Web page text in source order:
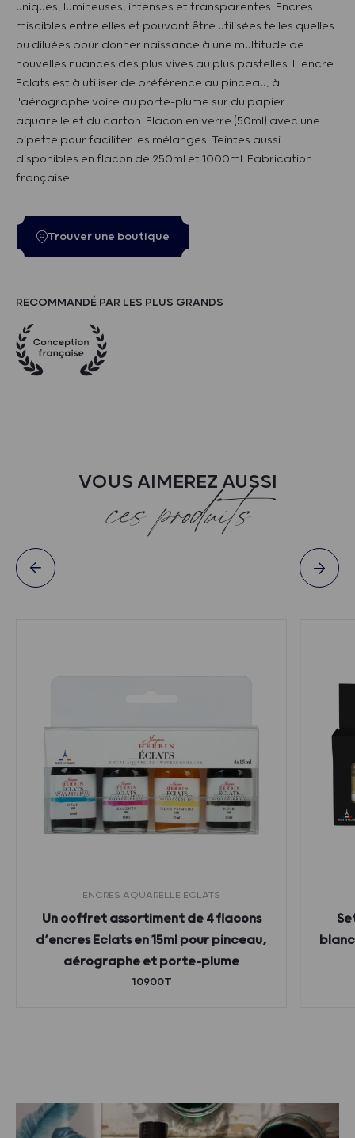
uniques, lumineuses, intenses et transparentes. Encres
miscibles entre elles et pouvant être utilisées telles quelles
ou diluées pour donner naissance à une multitude de
nouvelles nuances des plus vives au plus pastelles. L'encre
Eclats est à utiliser de préférence au pinceau, à
l'aérographe voire au porte-plume sur du papier
aquarelle et du carton. Flacon en verre (50ml) avec une
pipette pour faciliter les mélanges. Teintes aussi
disponibles en flacon de 250ml et 1000ml. Fabrication
française.
Trouver une boutique
RECOMMANDÉ PAR LES PLUS GRANDS
VOUS AIMEREZ AUSSI
ces produits
ENCRES AQUARELLE ECLATS
Un coffret assortiment de 4 flacons
d’encres Eclats en 15ml pour pinceau,
aérographe et porte-plume
10900T